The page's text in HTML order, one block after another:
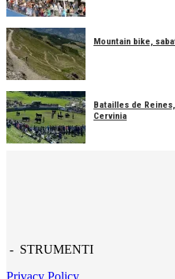
Mountain bike,
Batailles de
Cervinia
- STRUMENTI